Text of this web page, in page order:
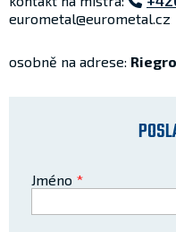
eurometal@eurometal.cz
osobně na adrese:
Jméno